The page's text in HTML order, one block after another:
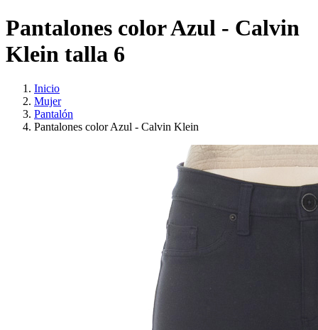
Pantalones color Azul - Calvin
Klein talla 6
Inicio
Mujer
Pantalón
Pantalones color Azul - Calvin Klein